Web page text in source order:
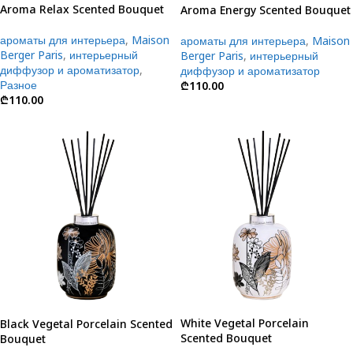
Aroma Relax Scented Bouquet
ароматы для интерьера, Maison
Berger Paris, интерьерный
диффузор и ароматизатор,
Разное
₾110.00
Aroma Energy Scented Bouquet
ароматы для интерьера, Maison
Berger Paris, интерьерный
диффузор и ароматизатор
₾110.00
Black Vegetal Porcelain Scented
Bouquet
White Vegetal Porcelain
Scented Bouquet